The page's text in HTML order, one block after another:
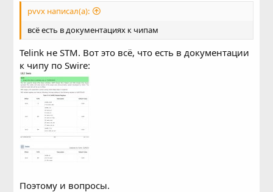
pvvx написал(а):
всё есть в документациях к чипам
Telink не STM. Вот это всё, что есть в документации
к чипу по Swire:
Поэтому и вопросы.